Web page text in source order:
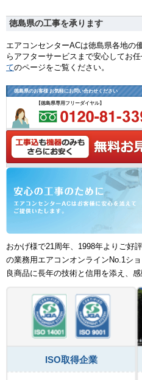
徳島県の工事を承ります
エアコンセンターACは徳島県各地の
らアフターサービスまで安心してお
てのページをご覧ください。
徳島県のお客様 お気軽にお問い合わせください
【徳島県専用フリーダイヤル】
おかげ様で21周年、1998年よりご好
の業務用エアコンオンラインNo.1シ
良商品に長年の技術と信用を添え、感
ISO取得企業